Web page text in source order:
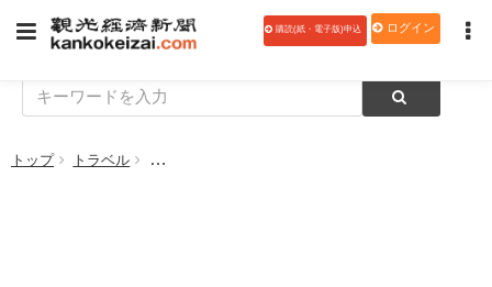
購読(紙・電子版)申込 ログイン
トップ トラベル ＪＡＬ、量子コンピューティング技術を活用して航